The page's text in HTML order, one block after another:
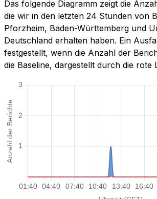
Das folgende Diagramm zeigt die
die wir in den letzten 24 Stunden von
Pforzheim, Baden-Württemberg und
Deutschland erhalten haben. Ein
festgestellt, wenn die Anzahl der
die Baseline, dargestellt durch die rote